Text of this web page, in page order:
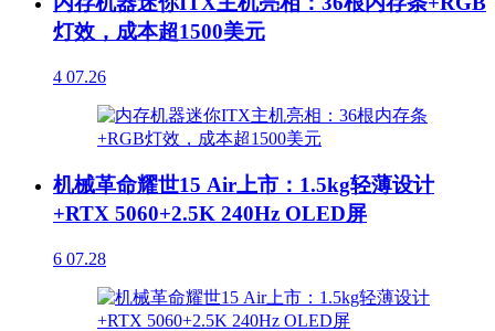
灯效，成本超1500美元
4 07.26
机械革命耀世15 Air上市：1.5kg轻薄设计
+RTX 5060+2.5K 240Hz OLED屏
6 07.28